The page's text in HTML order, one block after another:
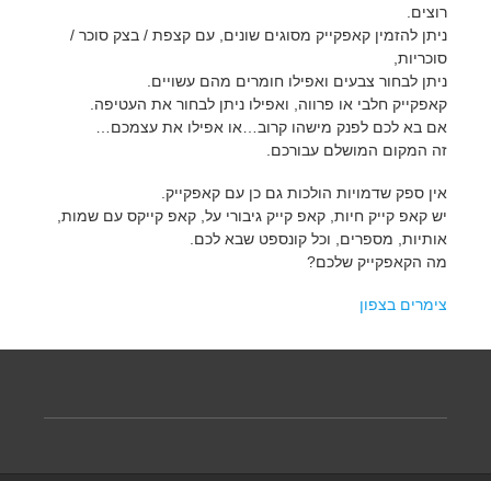
רוצים.
ניתן להזמין קאפקייק מסוגים שונים, עם קצפת / בצק סוכר /
סוכריות,
ניתן לבחור צבעים ואפילו חומרים מהם עשויים.
קאפקייק חלבי או פרווה, ואפילו ניתן לבחור את העטיפה.
אם בא לכם לפנק מישהו קרוב…או אפילו את עצמכם…
זה המקום המושלם עבורכם.
אין ספק שדמויות הולכות גם כן עם קאפקייק.
יש קאפ קייק חיות, קאפ קייק גיבורי על, קאפ קייקס עם שמות,
אותיות, מספרים, וכל קונספט שבא לכם.
מה הקאפקייק שלכם?
צימרים בצפון